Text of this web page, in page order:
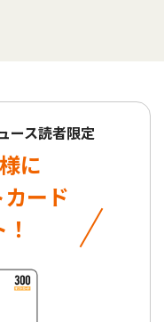
ース読者限定
に
ード